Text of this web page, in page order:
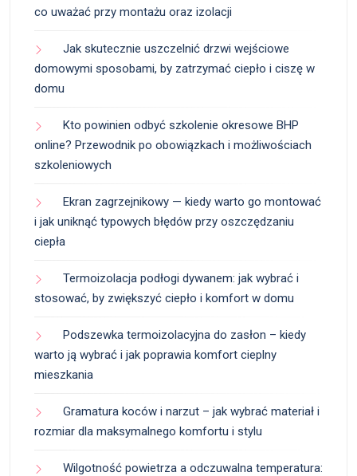
co uważać przy montażu oraz izolacji
Jak skutecznie uszczelnić drzwi wejściowe
domowymi sposobami, by zatrzymać ciepło i ciszę w
domu
Kto powinien odbyć szkolenie okresowe BHP
online? Przewodnik po obowiązkach i możliwościach
szkoleniowych
Ekran zagrzejnikowy — kiedy warto go montować
i jak uniknąć typowych błędów przy oszczędzaniu
ciepła
Termoizolacja podłogi dywanem: jak wybrać i
stosować, by zwiększyć ciepło i komfort w domu
Podszewka termoizolacyjna do zasłon – kiedy
warto ją wybrać i jak poprawia komfort cieplny
mieszkania
Gramatura koców i narzut – jak wybrać materiał i
rozmiar dla maksymalnego komfortu i stylu
Wilgotność powietrza a odczuwalna temperatura: